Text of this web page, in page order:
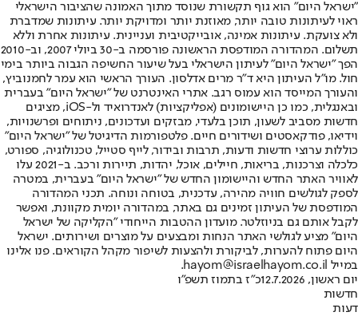
"ישראל היום" הוא גוף תקשורת שנוסד מתוך האמונה שהציבור הישראלי
ראוי לעיתונות טובה יותר, מאוזנת יותר ומדויקת יותר. עיתונות שמדברת
ולא צועקת. עיתונות אמינה, אובייקטיבית ועניינית. עיתונות אחרת וללא
תשלום. המהדורה המודפסת הראשונה פורסמה ב-30 ביולי 2007, וב-2010
הפך "ישראל היום" לעיתון הישראלי בעל שיעור החשיפה הגבוה ביותר בימי
חול. מו"ל העיתון היא ד"ר מרים אדלסון. העורך הראשי הוא עמר לחמנוביץ,
והעורך המייסד הוא עמוס רגב. אתרי האינטרנט של "ישראל היום" בעברית
ובאנגלית, כמו כן היישומונים (אפליקציות) לאנדרואיד ול-iOS, מציגים
חדשות מסביב לשעון, תוכן בלעדי, מבזקים ועדכונים, ניתוחים ופרשנויות,
וידיאו, פודקאסטים ושידורים חיים. פלטפורמות הדיגיטל של "ישראל היום"
כוללות ערוצי חדשות ודעות, תרבות ובידור, לייף סטייל, טכנולוגיה, ספורט,
כלכלה וצרכנות, בריאות, חיילים, אוכל, יהדות, תיירות ורכב. ב-2021 עלו
לאוויר האתר החדש והיישומון החדש של "ישראל היום" בעברית, במטרה
לספק לגולשים חוויה מהירה, עדכנית, בטוחה ונוחה. תכני המהדורה
המודפסת של העיתון זמינים גם באתר, במהדורה יומית מקוונת, ואפשר
לקבל אותם גם בניוזלטר. מועדון ההטבות הייחודי "הקליקה של ישראל
היום" מציע לגולשי האתר הנחות ומבצעים על מוצרים ושירותים. ישראל
היום פתוח להערות, לביקורת ולהצעות לשיפור מקהל הקוראים. פנו אלינו
במייל hayom@israelhayom.co.il.
יום ראשון, 12.7.2026
כ"ז בתמוז תשפ"ו
חדשות
דעות